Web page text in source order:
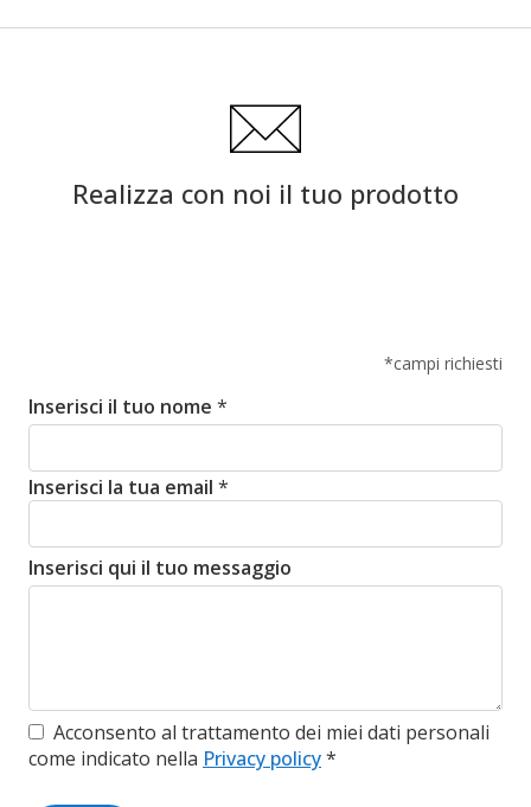
Realizza con noi il tuo prodotto
*campi richiesti
Inserisci il tuo nome *
Inserisci la tua email *
Inserisci qui il tuo messaggio
Acconsento al trattamento dei miei dati personali
come indicato nella Privacy policy*